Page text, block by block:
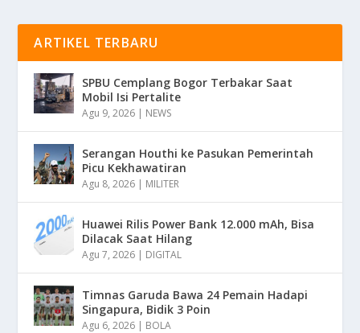
ARTIKEL TERBARU
SPBU Cemplang Bogor Terbakar Saat
Mobil Isi Pertalite
Agu 9, 2026 | NEWS
Serangan Houthi ke Pasukan Pemerintah
Picu Kekhawatiran
Agu 8, 2026 | MILITER
Huawei Rilis Power Bank 12.000 mAh, Bisa
Dilacak Saat Hilang
Agu 7, 2026 | DIGITAL
Timnas Garuda Bawa 24 Pemain Hadapi
Singapura, Bidik 3 Poin
Agu 6, 2026 | BOLA